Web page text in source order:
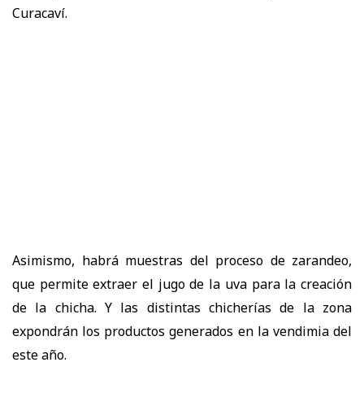
Curacaví.
Asimismo, habrá muestras del proceso de zarandeo,
que permite extraer el jugo de la uva para la creación
de la chicha. Y las distintas chicherías de la zona
expondrán los productos generados en la vendimia del
este año.